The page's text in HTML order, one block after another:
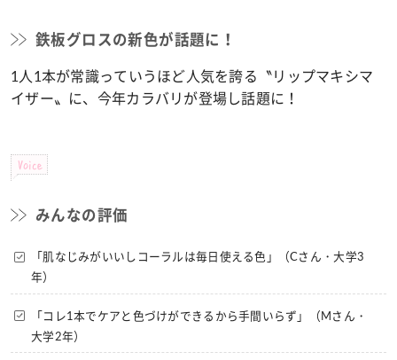
鉄板グロスの新色が話題に！
1人1本が常識っていうほど人気を誇る〝リップマキシマ
イザー〟に、今年カラバリが登場し話題に！
Voice
みんなの評価
「肌なじみがいいしコーラルは毎日使える色」（Cさん・大学3
年）
「コレ1本でケアと色づけができるから手間いらず」（Mさん・
大学2年）